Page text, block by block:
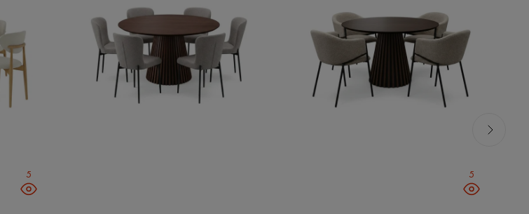
5 5